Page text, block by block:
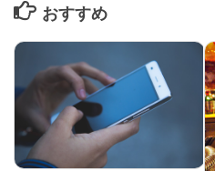
おすすめ